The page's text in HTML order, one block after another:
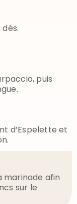
puis
d’Espelette et
marinade afin
sur le